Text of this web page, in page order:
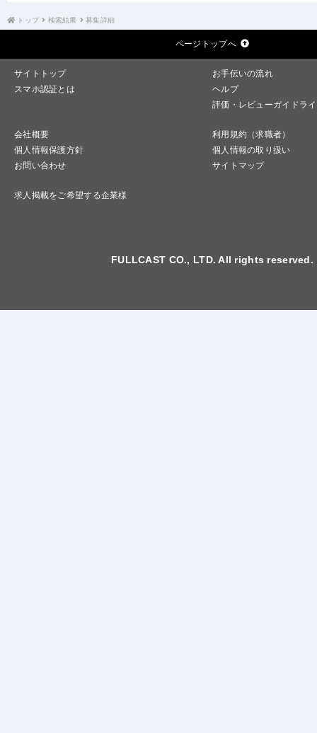
トップ 検索結果 募集詳細
ページトップへ
サイトトップ
お手伝いの流れ
スマホ認証とは
ヘルプ
評価・レビューガイドラ
会社概要
利用規約（求職者）
個人情報保護方針
個人情報の取り扱い
お問い合わせ
サイトマップ
求人掲載をご希望する企業様
FULLCAST CO., LTD. All rights reserved.